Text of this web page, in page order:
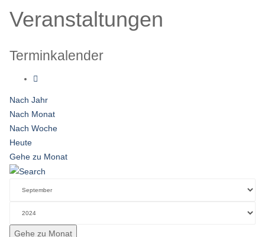
Veranstaltungen
Terminkalender
Nach Jahr
Nach Monat
Nach Woche
Heute
Gehe zu Monat
Gehe zu Monat